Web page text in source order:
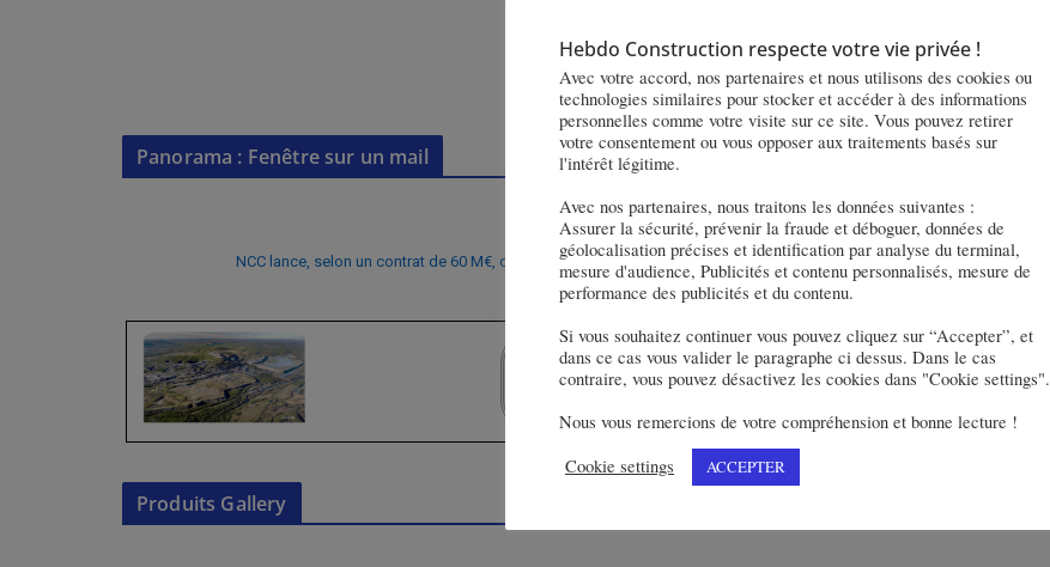
18 juin 2026
Panorama : Fenêtre sur un mail
NCC lance, selon un contrat de 60 M€, des travaux de bétonnage et de terrassement pour LKAB à Gällivare
Produits Gallery
Hebdo Construction respecte votre vie privée !
Avec votre accord, nos partenaires et nous utilisons des cookies ou
technologies similaires pour stocker et accéder à des informations
personnelles comme votre visite sur ce site. Vous pouvez retirer
votre consentement ou vous opposer aux traitements basés sur
l'intérêt légitime.
Avec nos partenaires, nous traitons les données suivantes :
Assurer la sécurité, prévenir la fraude et déboguer, données de
géolocalisation précises et identification par analyse du terminal,
mesure d'audience, Publicités et contenu personnalisés, mesure de
performance des publicités et du contenu.
Si vous souhaitez continuer vous pouvez cliquez sur “Accepter”, et
dans ce cas vous valider le paragraphe ci dessus. Dans le cas
contraire, vous pouvez désactivez les cookies dans "Cookie settings".
Nous vous remercions de votre compréhension et bonne lecture !
Cookie settings
ACCEPTER